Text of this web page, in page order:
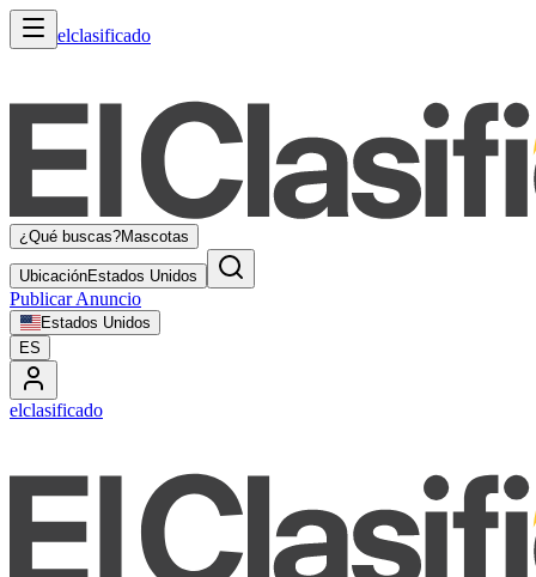
elclasificado
¿Qué buscas?Mascotas
UbicaciónEstados Unidos
Publicar Anuncio
Estados Unidos
ES
elclasificado